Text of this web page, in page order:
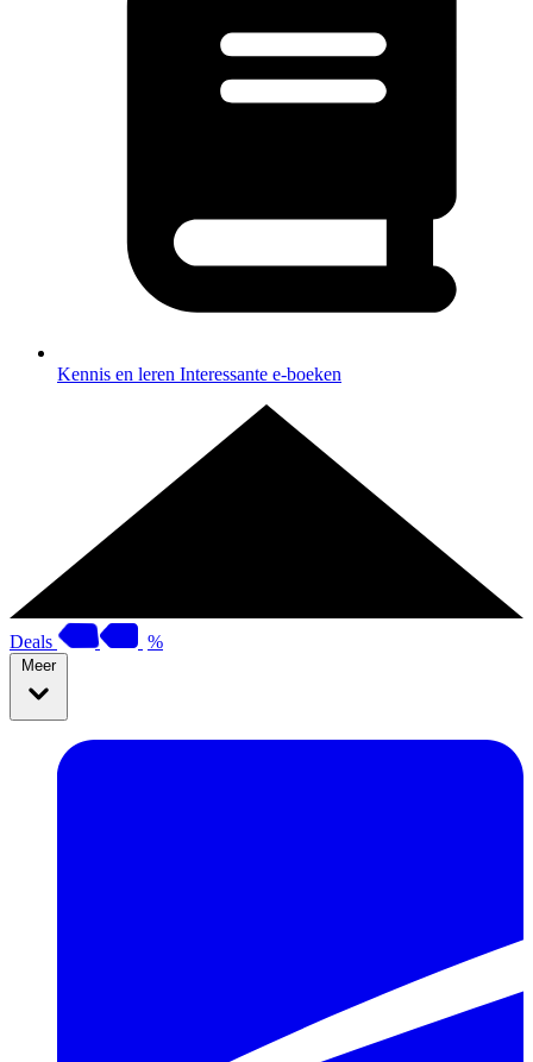
Kennis en leren Interessante e-boeken
Deals %
Meer